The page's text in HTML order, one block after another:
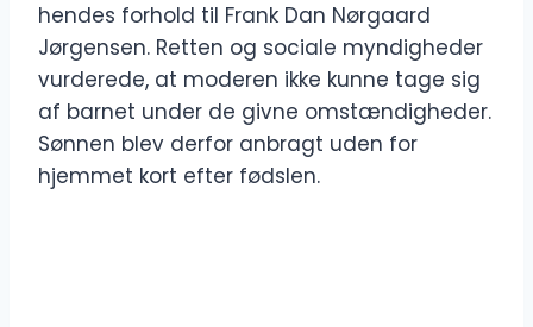
hendes forhold til Frank Dan Nørgaard
Jørgensen. Retten og sociale myndigheder
vurderede, at moderen ikke kunne tage sig
af barnet under de givne omstændigheder.
Sønnen blev derfor anbragt uden for
hjemmet kort efter fødslen.